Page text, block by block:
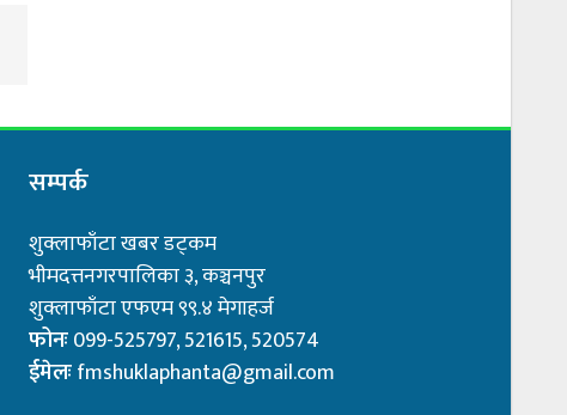
सम्पर्क
शुक्लाफाँटा खबर डट्कम
भीमदत्तनगरपालिका ३, कञ्चनपुर
शुक्लाफाँटा एफएम ९९.४ मेगाहर्ज
फोनः099-525797, 521615, 520574
ईमेलःfmshuklaphanta@gmail.com